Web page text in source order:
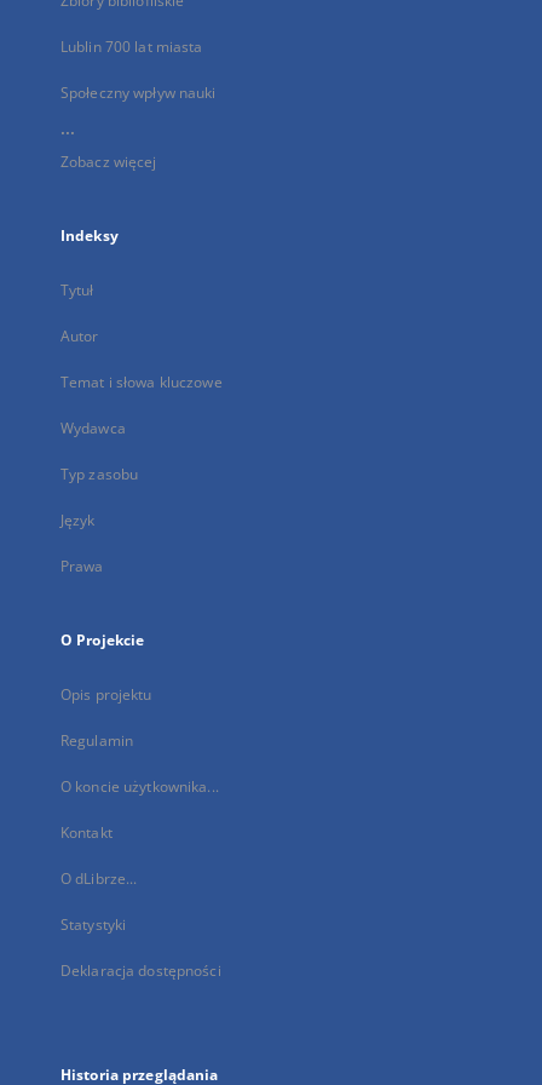
Lublin 700 lat miasta
Społeczny wpływ nauki
...
Zobacz więcej
Indeksy
Tytuł
Autor
Temat i słowa kluczowe
Wydawca
Typ zasobu
Język
Prawa
O Projekcie
Opis projektu
Regulamin
O koncie użytkownika...
Kontakt
O dLibrze...
Statystyki
Deklaracja dostępności
Historia przeglądania